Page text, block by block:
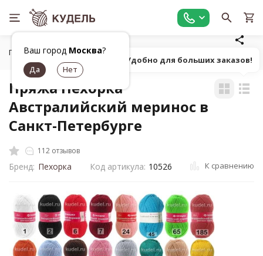
Ваш город Москва?
Главная Все для вязания
Пряжа Пехорка
Австралийский меринос в
Санкт-Петербурге
112 отзывов
Бренд: Пехорка Код артикула: 10526 К сравнению
Попробуй! Удобно для больших заказов!